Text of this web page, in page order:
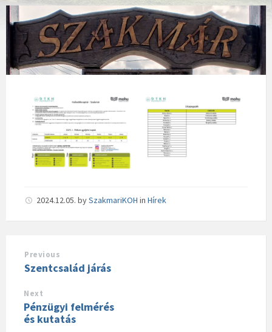
2024.12.05. bySzakmariKOH in Hírek
Previous
Szentcsalád járás
Next
Pénzügyi felmérés
és kutatás